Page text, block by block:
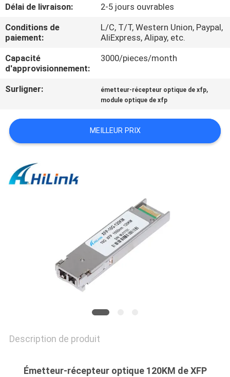
DE
LA
QUALITÉ
NOUS
CONTACTER
NOUVELLES
AFFAIRES
DE
CONFIDENTIALITÉ
Délai de livraison:
2-5 jours ouvrables
Conditions de
paiement:
L/C, T/T, Western Union, Paypal,
AliExpress, Alipay, etc.
Capacité
d'approvisionnement:
3000/pieces/month
Surligner: émetteur-récepteur optique de xfp,
module optique de xfp
MEILLEUR PRIX
Description de produit
Émetteur-récepteur optique 120KM de XFP